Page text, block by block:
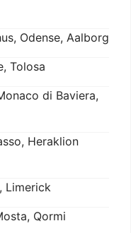
Odense, Aalborg
Tolosa
di Baviera,
Heraklion
Limerick
Qormi